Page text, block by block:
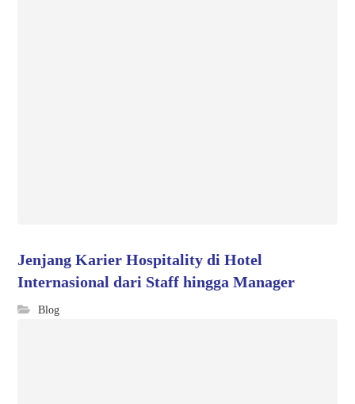
Jenjang Karier Hospitality di Hotel
Internasional dari Staff hingga Manager
Blog